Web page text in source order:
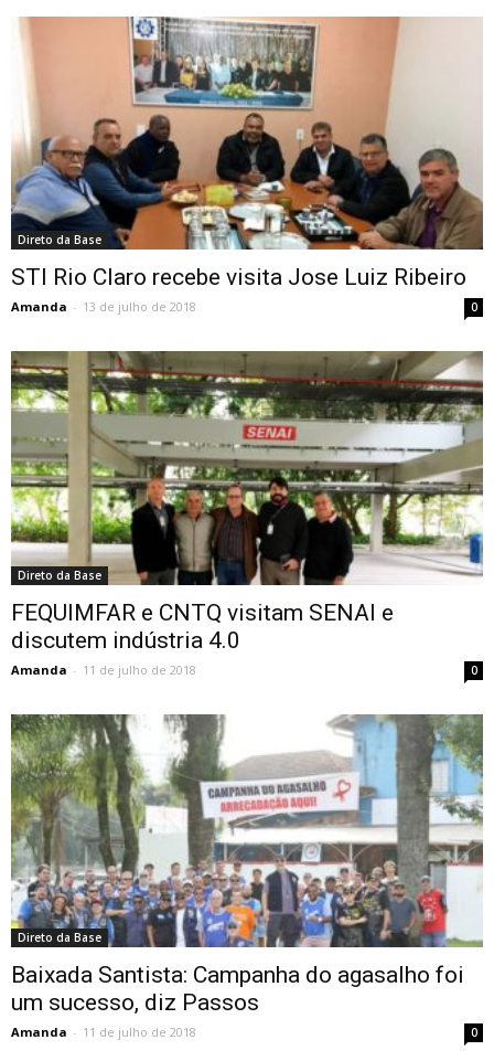
Direto da Base
STI Rio Claro recebe visita Jose Luiz Ribeiro
Amanda - 13 de julho de 2018 0
Direto da Base
FEQUIMFAR e CNTQ visitam SENAI e
discutem indústria 4.0
Amanda - 11 de julho de 2018 0
Direto da Base
Baixada Santista: Campanha do agasalho foi
um sucesso, diz Passos
Amanda - 11 de julho de 2018 0